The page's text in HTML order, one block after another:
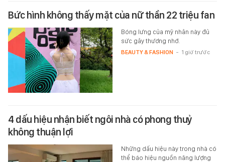
Bức hình không thấy mặt của nữ thần 22 triệu fan
Bóng lưng của mỹ nhân này đủ
sức gây thương nhớ.
BEAUTY & FASHION - 1 giờ trước
4 dấu hiệu nhận biết ngôi nhà có phong thuỷ
không thuận lợi
Những dấu hiệu này trong nhà có
thể báo hiệu nguồn năng lượng